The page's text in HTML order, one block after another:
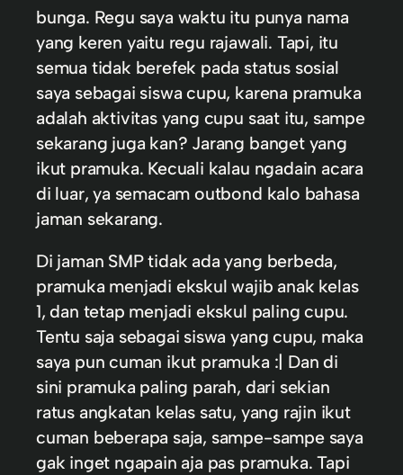
bunga. Regu saya waktu itu punya nama
yang keren yaitu regu rajawali. Tapi, itu
semua tidak berefek pada status sosial
saya sebagai siswa cupu, karena pramuka
adalah aktivitas yang cupu saat itu, sampe
sekarang juga kan? Jarang banget yang
ikut pramuka. Kecuali kalau ngadain acara
di luar, ya semacam outbond kalo bahasa
jaman sekarang.
Di jaman SMP tidak ada yang berbeda,
pramuka menjadi ekskul wajib anak kelas
1, dan tetap menjadi ekskul paling cupu.
Tentu saja sebagai siswa yang cupu, maka
saya pun cuman ikut pramuka :| Dan di
sini pramuka paling parah, dari sekian
ratus angkatan kelas satu, yang rajin ikut
cuman beberapa saja, sampe-sampe saya
gak inget ngapain aja pas pramuka. Tapi